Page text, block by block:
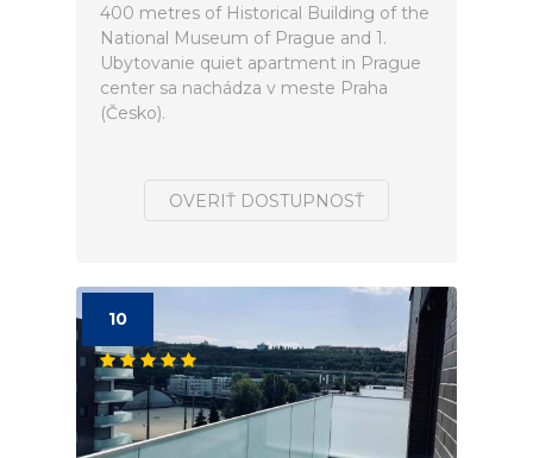
400 metres of Historical Building of the
National Museum of Prague and 1.
Ubytovanie quiet apartment in Prague
center sa nachádza v meste Praha
(Česko).
OVERIŤ DOSTUPNOSŤ
10